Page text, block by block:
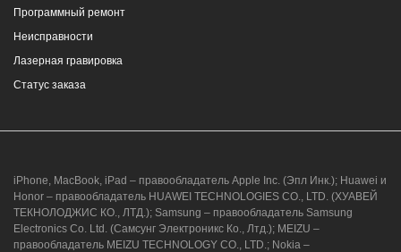
Программный ремонт
Неисправности
Лазерная гравировка
Статус заказа
iPhone, MacBook, iPad – правообладатель Apple Inc. (Эпл Инк.); Huawei и
Honor – правообладатель HUAWEI TECHNOLOGIES CO., LTD. (ХУАВЕЙ
ТЕКНОЛОДЖИС КО., ЛТД.); Samsung – правообладатель Samsung
Electronics Co. Ltd. (Самсунг Электроникс Ко., Лтд.); MEIZU –
правообладатель MEIZU TECHNOLOGY CO., LTD.; Nokia –